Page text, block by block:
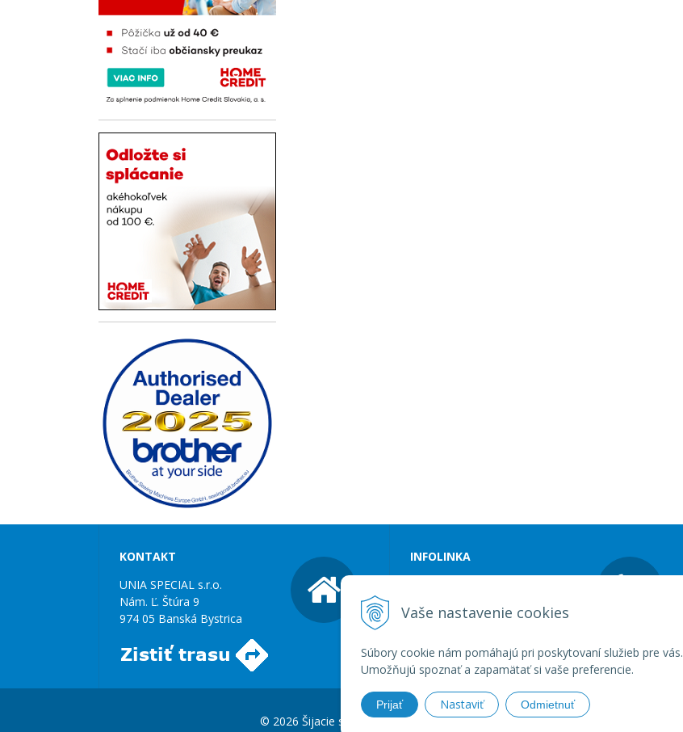
Vaše nastavenie cookies
Súbory cookie nám pomáhajú pri poskytovaní služieb pre vás.
Umožňujú spoznať a zapamätať si vaše preferencie.
Prijať Nastaviť Odmietnuť
KONTAKT
UNIA SPECIAL s.r.o.
Nám. Ľ. Štúra 9
974 05 Banská Bystrica
INFOLINKA
uniaspecial@uniaspecial.sk
© 2026 Šijacie stroje - uniaspecial.sk •tvorba eshopu cez UNIobchod